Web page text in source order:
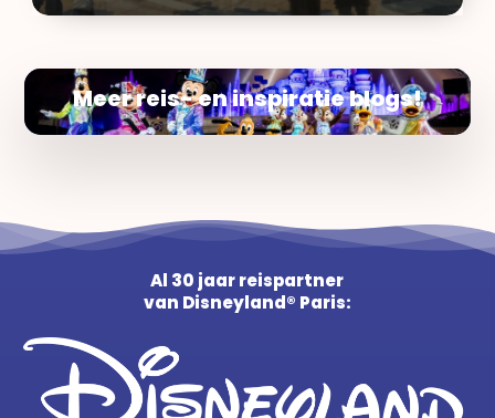
Meer reis- en inspiratie blogs!
Al 30 jaar reispartner
van Disneyland® Paris: